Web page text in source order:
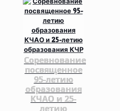
Соревнование
посвященное
95-летию
образования
КЧАО и 25-
летию